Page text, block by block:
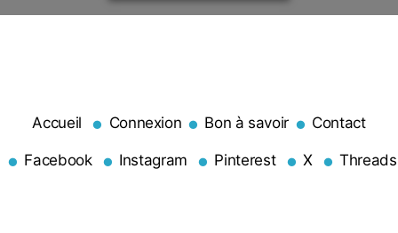
Accueil • Connexion • Bon à savoir • Contact
• Facebook • Instagram • Pinterest • X • Threads